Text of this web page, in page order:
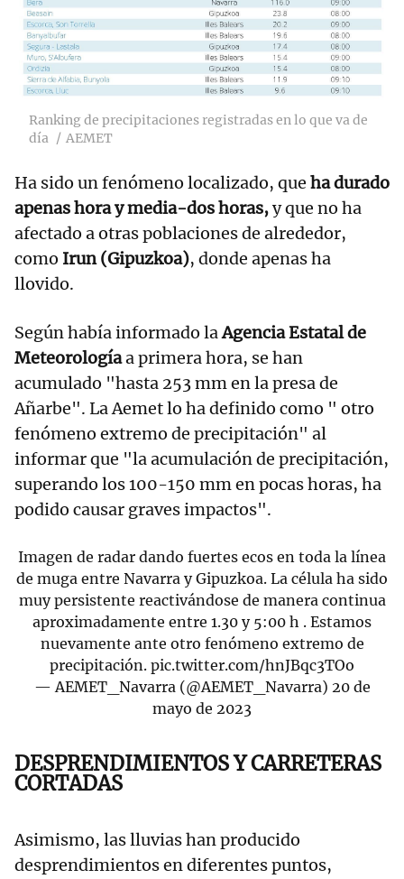
Ranking de precipitaciones registradas en lo que va de
día
AEMET
Ha sido un fenómeno localizado, que ha durado
apenas hora y media-dos horas,y que no ha
afectado a otras poblaciones de alrededor,
como Irun (Gipuzkoa), donde apenas ha
llovido.
Según había informado laAgencia Estatal de
Meteorologíaa primera hora, se han
acumulado "hasta 253 mm en la presa de
Añarbe". La Aemet lo ha definido como " otro
fenómeno extremo de precipitación" al
informar que "la acumulación de precipitación,
superando los 100-150 mm en pocas horas, ha
podido causar graves impactos".
Imagen de radar dando fuertes ecos en toda la línea
de muga entre Navarra y Gipuzkoa. La célula ha sido
muy persistente reactivándose de manera continua
aproximadamente entre 1.30 y 5:00 h . Estamos
nuevamente ante otro fenómeno extremo de
precipitación. pic.twitter.com/hnJBqc3TOo
— AEMET_Navarra (@AEMET_Navarra) 20 de
mayo de 2023
DESPRENDIMIENTOS Y CARRETERAS
CORTADAS
Asimismo, las lluvias han producido
desprendimientos en diferentes puntos,